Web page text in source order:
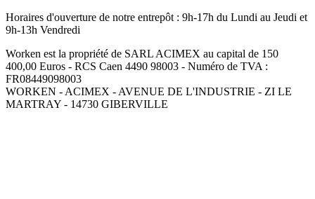
Horaires d'ouverture de notre entrepôt : 9h-17h du Lundi au Jeudi et
9h-13h Vendredi
Worken est la propriété de SARL ACIMEX au capital de 150
400,00 Euros - RCS Caen 4490 98003 - Numéro de TVA :
FR08449098003
WORKEN - ACIMEX - AVENUE DE L'INDUSTRIE - ZI LE
MARTRAY - 14730 GIBERVILLE